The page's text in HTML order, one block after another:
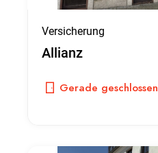
Versicherung
Allianz
Gerade geschlossen